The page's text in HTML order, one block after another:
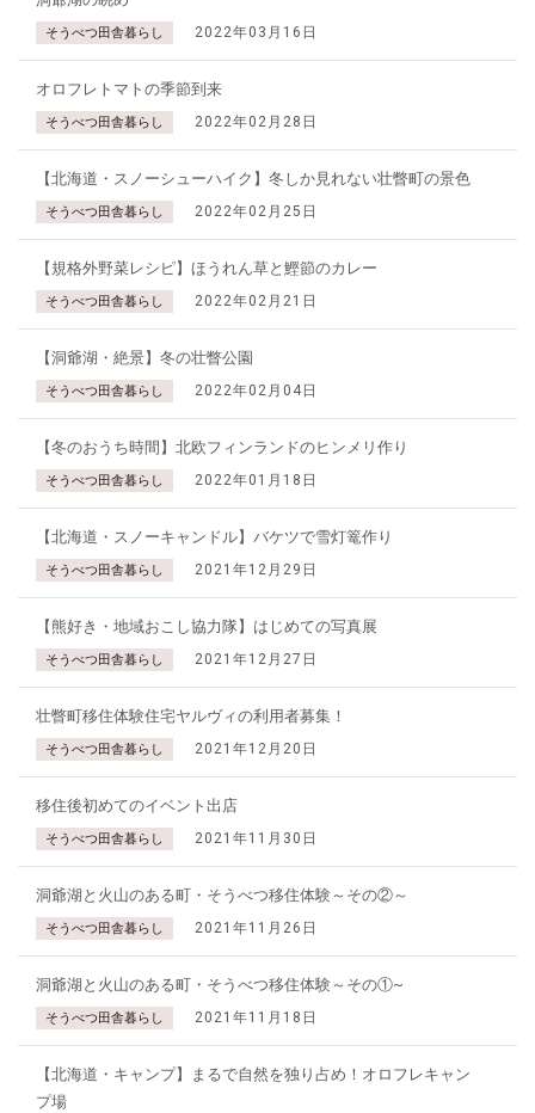
そうべつ田舎暮らし 2022年03月16日
オロフレトマトの季節到来
そうべつ田舎暮らし 2022年02月28日
【北海道・スノーシューハイク】冬しか見れない壮瞥町の景色
そうべつ田舎暮らし 2022年02月25日
【規格外野菜レシピ】ほうれん草と鰹節のカレー
そうべつ田舎暮らし 2022年02月21日
【洞爺湖・絶景】冬の壮瞥公園
そうべつ田舎暮らし 2022年02月04日
【冬のおうち時間】北欧フィンランドのヒンメリ作り
そうべつ田舎暮らし 2022年01月18日
【北海道・スノーキャンドル】バケツで雪灯篭作り
そうべつ田舎暮らし 2021年12月29日
【熊好き・地域おこし協力隊】はじめての写真展
そうべつ田舎暮らし 2021年12月27日
壮瞥町移住体験住宅ヤルヴィの利用者募集！
そうべつ田舎暮らし 2021年12月20日
移住後初めてのイベント出店
そうべつ田舎暮らし 2021年11月30日
洞爺湖と火山のある町・そうべつ移住体験～その②～
そうべつ田舎暮らし 2021年11月26日
洞爺湖と火山のある町・そうべつ移住体験～その①~
そうべつ田舎暮らし 2021年11月18日
【北海道・キャンプ】まるで自然を独り占め！オロフレキャン
プ場